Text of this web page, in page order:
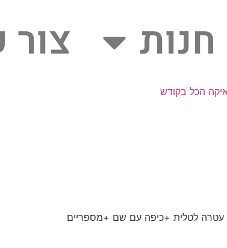
חנות
עטרה לטלית +כיפה עם שם +מספריים